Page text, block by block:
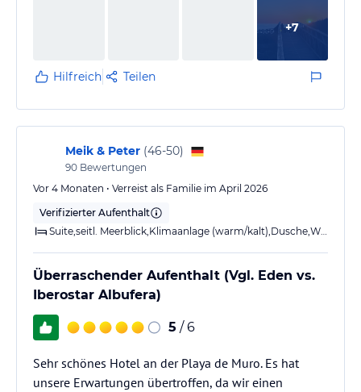
+7
Hilfreich Teilen
Meik & Peter (46-50)
90 Bewertungen
Vor 4 Monaten • Verreist als Familie im April 2026
Verifizierter Aufenthalt
Überraschender Aufenthalt (Vgl. Eden vs.
Iberostar Albufera)
5 / 6
Sehr schönes Hotel an der Playa de Muro. Es hat
unsere Erwartungen übertroffen, da wir einen